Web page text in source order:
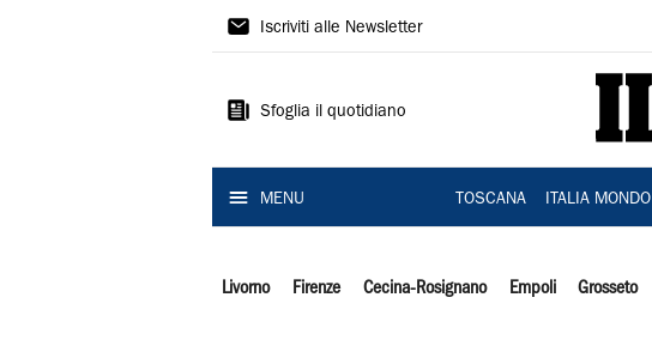
Il
Iscriviti alle Newsletter
Sfoglia il quotidiano
MENU TOSCANA ITALIA MONDO
Livorno Firenze Cecina-Rosignano Empoli Grosseto